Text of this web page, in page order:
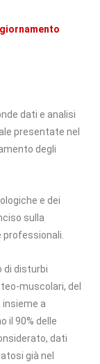
dati e analisi
presentate nel
degli
e dei
sulla
di disturbi
muscolari, del
insieme a
il 90% delle
dati
già nel